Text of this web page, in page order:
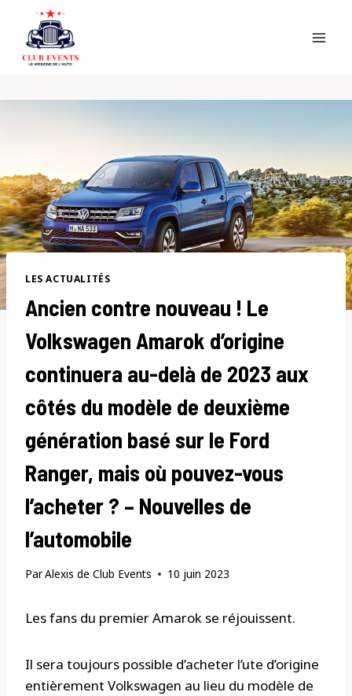
content
LES ACTUALITÉS
Ancien contre nouveau ! Le
Volkswagen Amarok d’origine
continuera au-delà de 2023 aux
côtés du modèle de deuxième
génération basé sur le Ford
Ranger, mais où pouvez-vous
l’acheter ? – Nouvelles de
l’automobile
ParAlexis de Club Events 10 juin 2023
Les fans du premier Amarok se réjouissent.
Il sera toujours possible d’acheter l’ute d’origine
entièrement Volkswagen au lieu du modèle de